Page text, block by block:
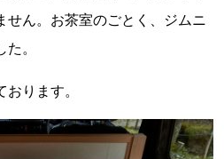
せん。お茶室のごとく、ジムニ
。
ります。